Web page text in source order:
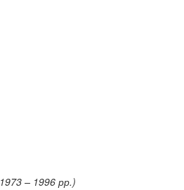
1973 – 1996 рр.)